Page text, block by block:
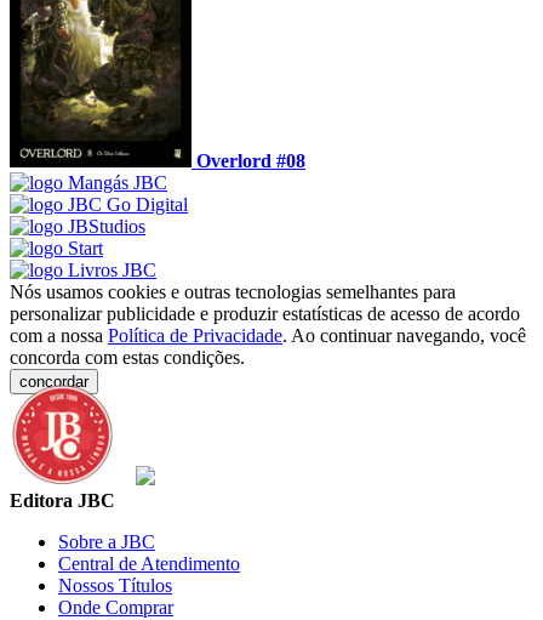
Overlord #08
Nós usamos cookies e outras tecnologias semelhantes para
personalizar publicidade e produzir estatísticas de acesso de acordo
com a nossa Política de Privacidade. Ao continuar navegando, você
concorda com estas condições.
concordar
Editora JBC
Sobre a JBC
Central de Atendimento
Nossos Títulos
Onde Comprar